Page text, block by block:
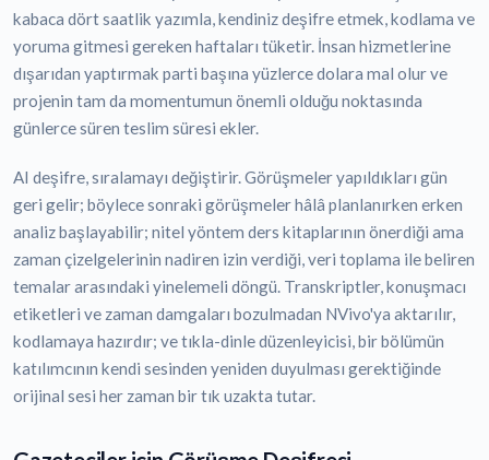
kabaca dört saatlik yazımla, kendiniz deşifre etmek, kodlama ve
yoruma gitmesi gereken haftaları tüketir. İnsan hizmetlerine
dışarıdan yaptırmak parti başına yüzlerce dolara mal olur ve
projenin tam da momentumun önemli olduğu noktasında
günlerce süren teslim süresi ekler.
AI deşifre, sıralamayı değiştirir. Görüşmeler yapıldıkları gün
geri gelir; böylece sonraki görüşmeler hâlâ planlanırken erken
analiz başlayabilir; nitel yöntem ders kitaplarının önerdiği ama
zaman çizelgelerinin nadiren izin verdiği, veri toplama ile beliren
temalar arasındaki yinelemeli döngü. Transkriptler, konuşmacı
etiketleri ve zaman damgaları bozulmadan NVivo'ya aktarılır,
kodlamaya hazırdır; ve tıkla-dinle düzenleyicisi, bir bölümün
katılımcının kendi sesinden yeniden duyulması gerektiğinde
orijinal sesi her zaman bir tık uzakta tutar.